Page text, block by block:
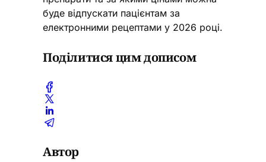
буде відпускати пацієнтам за
електронними рецептами у 2026 році.
Поділитися цим дописом
Автор